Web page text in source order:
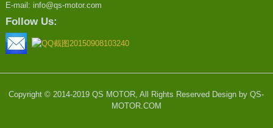
E-mail: info@qs-motor.com
Follow Us:
Copyright © 2014-2019 QS MOTOR, All Rights Reserved Design by QS-
MOTOR.COM